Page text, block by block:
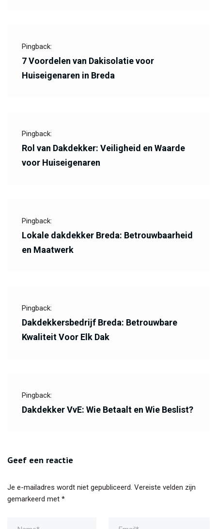
Pingback:
7 Voordelen van Dakisolatie voor
Huiseigenaren in Breda
Pingback:
Rol van Dakdekker: Veiligheid en Waarde
voor Huiseigenaren
Pingback:
Lokale dakdekker Breda: Betrouwbaarheid
en Maatwerk
Pingback:
Dakdekkersbedrijf Breda: Betrouwbare
Kwaliteit Voor Elk Dak
Pingback:
Dakdekker VvE: Wie Betaalt en Wie Beslist?
Geef een reactie
Je e-mailadres wordt niet gepubliceerd. Vereiste velden zijn
gemarkeerd met *